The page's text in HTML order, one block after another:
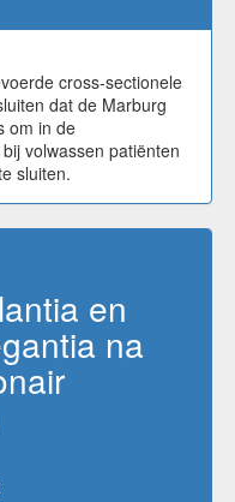
cross-sectionele
dat de Marburg
om in de
volwassen patiënten
sluiten.
en
na